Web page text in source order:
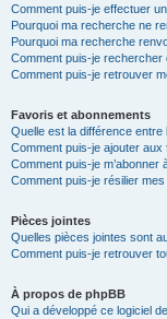
Comment puis-je effectuer
Pourquoi ma recherche ne
Pourquoi ma recherche
Comment puis-je rechercher
Comment puis-je retrouver
Favoris et abonnements
Quelle est la différence
Comment puis-je ajouter aux
Comment puis-je m’abonner
Comment puis-je résilier
Pièces jointes
Quelles pièces jointes sont
Comment puis-je retrouver
À propos de phpBB
Qui a développé ce logiciel